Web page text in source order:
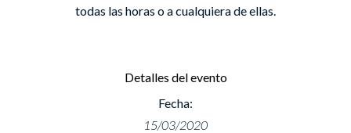
todas las horas o a cualquiera de ellas.
Detalles del evento
Fecha:
15/03/2020